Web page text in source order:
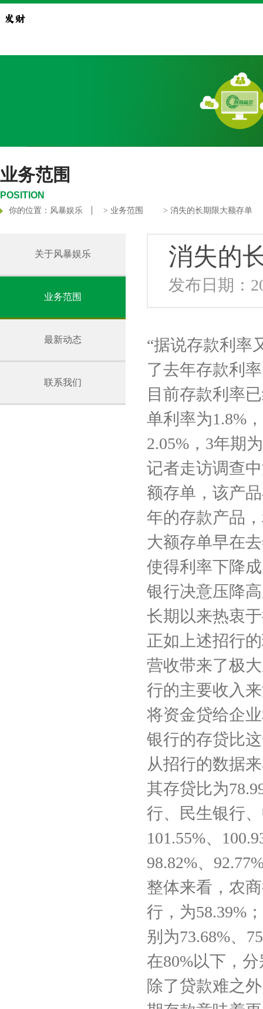
业务范围
POSITION
你的位置： 风暴娱乐 > 业务范围 > 消失的长期限大额存单
关于风暴娱乐
业务范围
最新动态
联系我们
消失的
发布日期：
“据说存款利率
了去年存款利
目前存款利率
单利率为1.8%
2.05%，3年期
记者走访调查
额存单，该产
年的存款产品
大额存单早在
使得利率下降
银行决意压降
长期以来热衷
正如上述招行
营收带来了极
行的主要收入
将资金贷给企
银行的存贷比
从招行的数据
其存贷比为
行、民生银行
101.55%、
98.82%、
整体来看，农
行，为58.39%
别为73.68%、
在80%以下，分
除了贷款难之